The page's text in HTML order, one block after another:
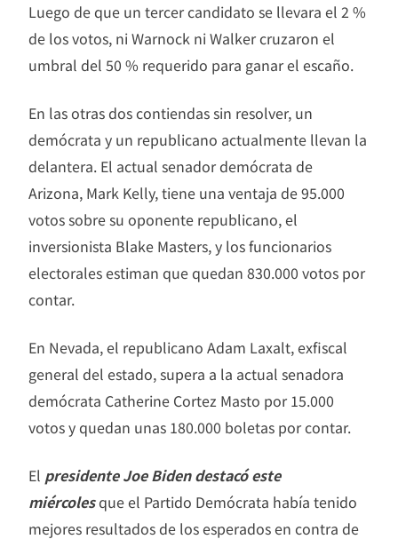
Luego de que un tercer candidato se llevara el 2 %
de los votos, ni Warnock ni Walker cruzaron el
umbral del 50 % requerido para ganar el escaño.
En las otras dos contiendas sin resolver, un
demócrata y un republicano actualmente llevan la
delantera. El actual senador demócrata de
Arizona, Mark Kelly, tiene una ventaja de 95.000
votos sobre su oponente republicano, el
inversionista Blake Masters, y los funcionarios
electorales estiman que quedan 830.000 votos por
contar.
En Nevada, el republicano Adam Laxalt, exfiscal
general del estado, supera a la actual senadora
demócrata Catherine Cortez Masto por 15.000
votos y quedan unas 180.000 boletas por contar.
El presidente Joe Biden destacó este
miércolesque el Partido Demócrata había tenido
mejores resultados de los esperados en contra de